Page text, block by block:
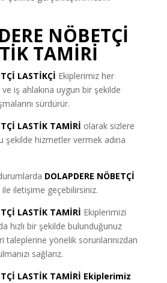
NÖBETÇİ
TAMİRİ
LASTİKÇİ Ekiplerimiz her
iş ahlakına uygun bir şekilde
sürdürür.
LASTİK TAMİRİ olarak sizlere
şekilde hizmetler vermek adına
durumlarda DOLAPDERE NÖBETÇİ
ile iletişime geçebilirsiniz.
LASTİK TAMİRİ Ekiplerimizi
hızlı bir şekilde bulunduğunuz
taleplerine yönelik sorunlarınızdan
sağlarız.
LASTİK TAMİRİ Ekiplerimiz